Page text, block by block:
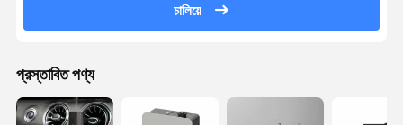
চালিয়ে
প্রস্তাবিত পণ্য